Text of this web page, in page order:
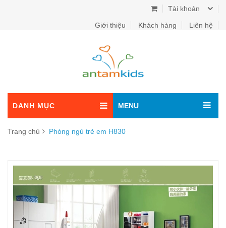
Tài khoản
Giới thiệu Khách hàng Liên hệ
DANH MỤC MENU
Trang chủ Phòng ngủ trẻ em H830